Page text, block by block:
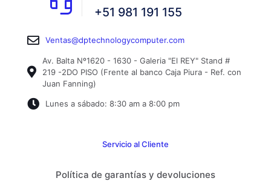
+51 981 191 155
Ventas@dptechnologycomputer.com
Av. Balta Nº1620 - 1630 - Galeria "El REY" Stand #
219 -2DO PISO (Frente al banco Caja Piura - Ref. con
Juan Fanning)
Lunes a sábado: 8:30 am a 8:00 pm
Servicio al Cliente
Política de garantías y devoluciones